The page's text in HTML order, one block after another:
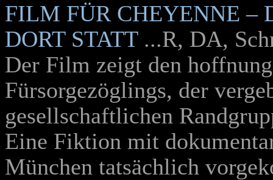
FILM FÜR CHEYENNE –
DORT STATT ...R, DA,
Der Film zeigt den
Fürsorgezöglings, der
gesellschaftlichen
Eine Fiktion mit
München tatsächlich